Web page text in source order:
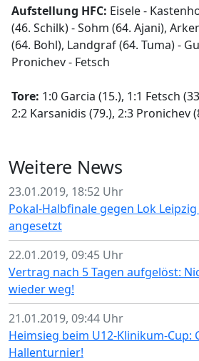
Aufstellung HFC: Eisele -
(46. Schilk) - Sohm (64. Ajani),
(64. Bohl), Landgraf (64. Tuma) -
Pronichev - Fetsch
Tore: 1:0 Garcia (15.), 1:1 Fetsch
2:2 Karsanidis (79.), 2:3 Pronichev
Weitere News
23.01.2019, 18:52 Uhr
Pokal-Halbfinale gegen Lok
angesetzt
22.01.2019, 09:45 Uhr
Vertrag nach 5 Tagen aufgelöst:
wieder weg!
21.01.2019, 09:44 Uhr
Heimsieg beim U12-Klinikum-Cup:
Hallenturnier!